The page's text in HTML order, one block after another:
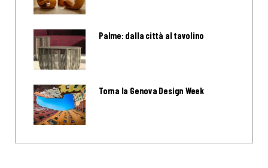
Palme: dalla città al tavolino
Torna la Genova Design Week